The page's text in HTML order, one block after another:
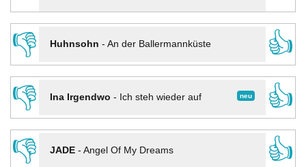
👎
Huhnsohn - An der Ballermannküste
👍
👎
neu
Ina Irgendwo - Ich steh wieder auf
👍
👎
JADE- Angel Of My Dreams
👍